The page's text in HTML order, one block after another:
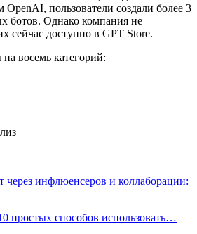
пользователи создали более 3
ботов. Однако компания не
сейчас доступно в GPT Store.
восемь категорий:
через инфлюенсеров и коллаборации:
простых способов использовать…